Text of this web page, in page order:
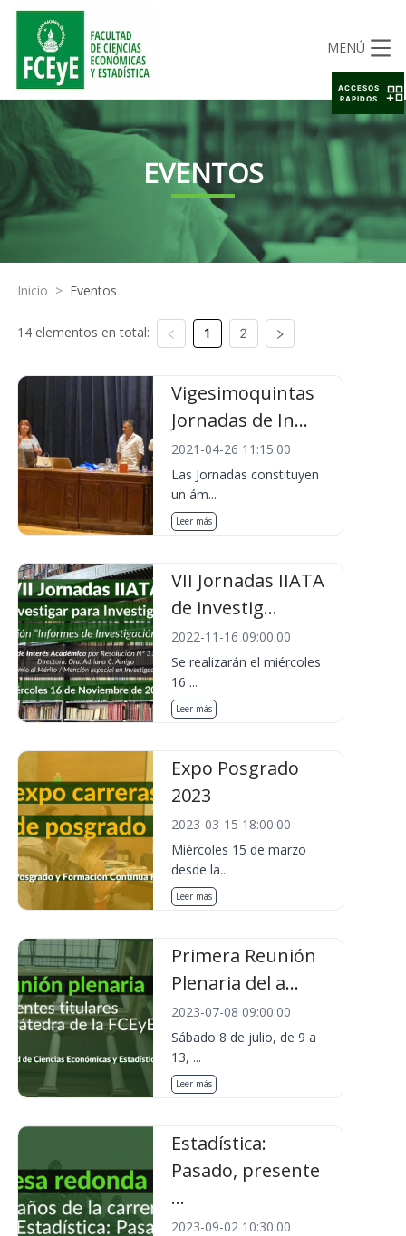
MENÚ
EVENTOS
Inicio > Eventos
14 elementos en total: 1 2
Vigesimoquintas
Jornadas de In...
2021-04-26 11:15:00
Las Jornadas constituyen
un ám...
Leer más
VII Jornadas IIATA
de investig...
2022-11-16 09:00:00
Se realizarán el miércoles
16 ...
Leer más
Expo Posgrado
2023
2023-03-15 18:00:00
Miércoles 15 de marzo
desde la...
Leer más
Primera Reunión
Plenaria del a...
2023-07-08 09:00:00
Sábado 8 de julio, de 9 a
13, ...
Leer más
Estadística:
Pasado, presente
...
2023-09-02 10:30:00
ACCESOS
RAPIDOS